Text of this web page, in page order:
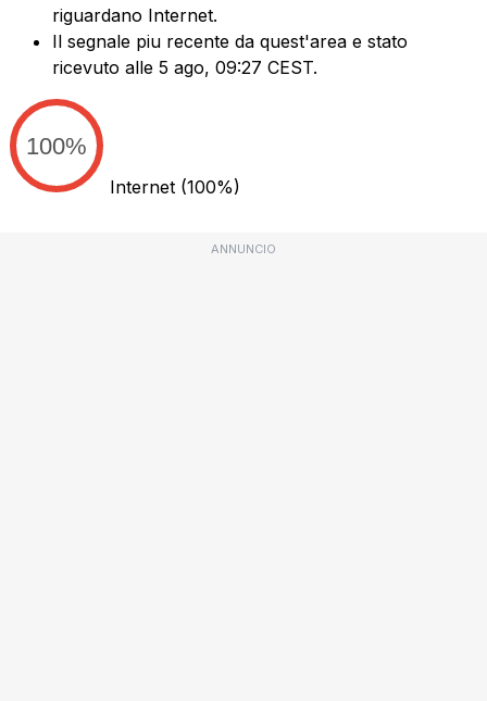
riguardano Internet.
Il segnale piu recente da quest'area e stato
ricevuto alle 5 ago, 09:27 CEST.
100%
Internet (100%)
ANNUNCIO